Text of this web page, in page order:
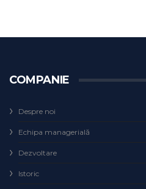
COMPANIE
Despre noi
Echipa managerială
Dezvoltare
Istoric